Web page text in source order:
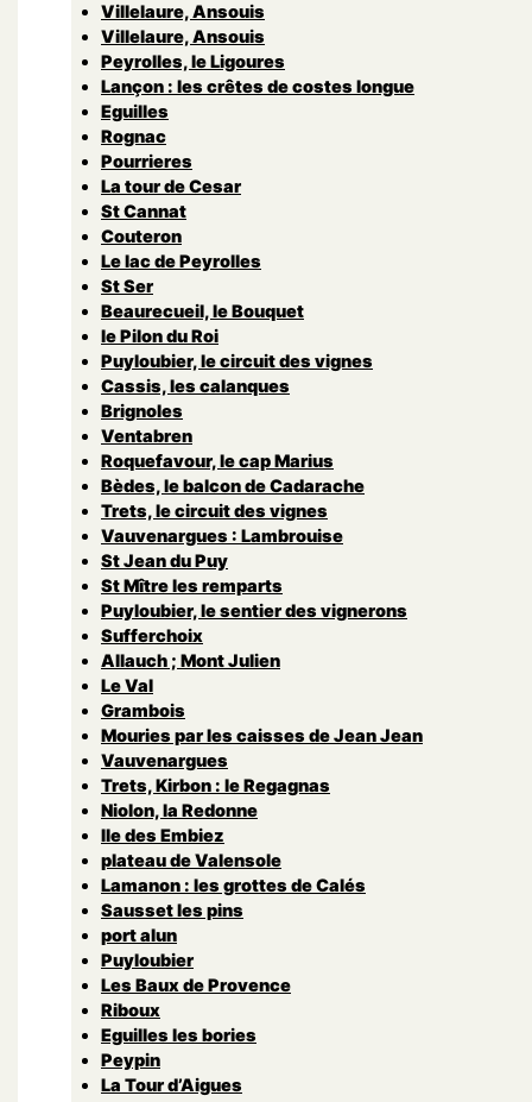
Villelaure, Ansouis
Villelaure, Ansouis
Peyrolles, le Ligoures
Lançon : les crêtes de costes longue
Eguilles
Rognac
Pourrieres
La tour de Cesar
St Cannat
Couteron
Le lac de Peyrolles
St Ser
Beaurecueil, le Bouquet
le Pilon du Roi
Puyloubier, le circuit des vignes
Cassis, les calanques
Brignoles
Ventabren
Roquefavour, le cap Marius
Bèdes, le balcon de Cadarache
Trets, le circuit des vignes
Vauvenargues : Lambrouise
St Jean du Puy
St Mître les remparts
Puyloubier, le sentier des vignerons
Sufferchoix
Allauch ; Mont Julien
Le Val
Grambois
Mouries par les caisses de Jean Jean
Vauvenargues
Trets, Kirbon : le Regagnas
Niolon, la Redonne
Ile des Embiez
plateau de Valensole
Lamanon : les grottes de Calés
Sausset les pins
port alun
Puyloubier
Les Baux de Provence
Riboux
Eguilles les bories
Peypin
La Tour d’Aigues